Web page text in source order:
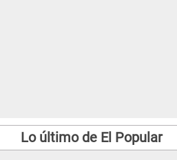
Lo último de El Popular